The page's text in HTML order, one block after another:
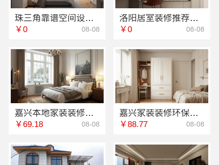
珠三角靠谱空间设计优惠活动-广东鼎饰空间装饰
￥0 08-08
洛阳居室装修推荐，河南璟臻环保建材有限公司品质交付
￥0 08-08
嘉兴本地家装装修定制服务性价比高-嘉兴美派建材
￥69.18 08-08
嘉兴家装装修环保材料靠谱商家-嘉兴美派建材
￥88.77 08-08